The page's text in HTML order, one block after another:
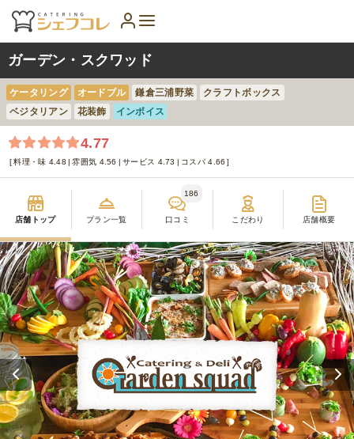
ガーデン・スクワッド
ケータリング オードブル 鎌倉三浦野菜
クラフトボックス
ベジタリアン
花装飾 インボイス
4.77
料理・味 4.48 雰囲気 4.56 サービス 4.73 コスパ 4.66
店舗トップ プラン一覧 口コミ
186
こだわり 店舗概要